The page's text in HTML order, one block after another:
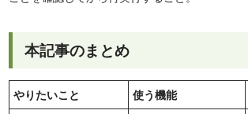
本記事のまとめ
やりたいこと 使う機能